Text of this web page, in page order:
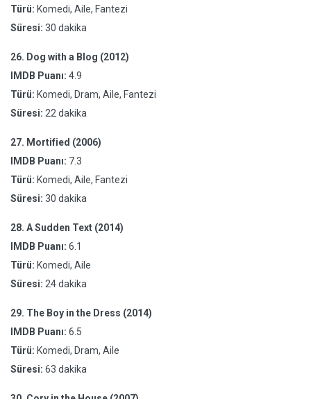
Türü: Komedi, Aile, Fantezi
Süresi: 30 dakika
26. Dog with a Blog (2012)
IMDB Puanı: 4.9
Türü: Komedi, Dram, Aile, Fantezi
Süresi: 22 dakika
27. Mortified (2006)
IMDB Puanı: 7.3
Türü: Komedi, Aile, Fantezi
Süresi: 30 dakika
28. A Sudden Text (2014)
IMDB Puanı: 6.1
Türü: Komedi, Aile
Süresi: 24 dakika
29. The Boy in the Dress (2014)
IMDB Puanı: 6.5
Türü: Komedi, Dram, Aile
Süresi: 63 dakika